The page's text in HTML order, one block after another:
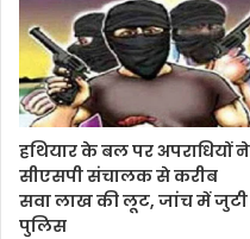
हथियार के बल पर अपराधियों ने
सीएसपी संचालक से करीब
सवा लाख की लूट, जांच में जुटी
पुलिस